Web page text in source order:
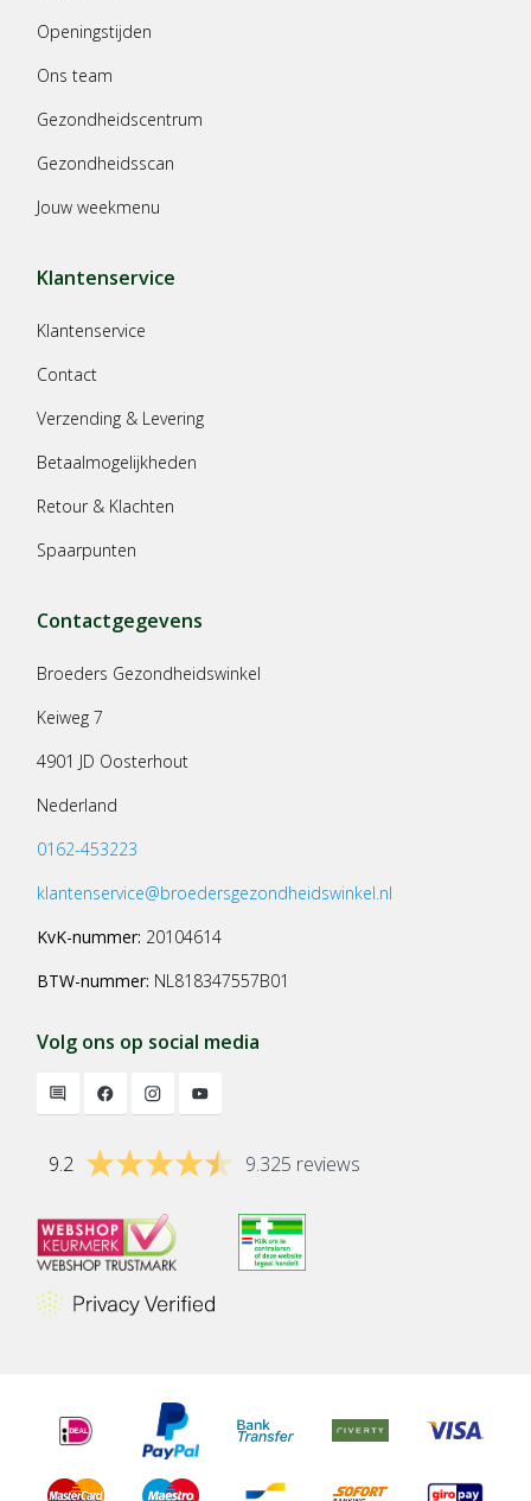
Openingstijden
Ons team
Gezondheidscentrum
Gezondheidsscan
Jouw weekmenu
Klantenservice
Klantenservice
Contact
Verzending & Levering
Betaalmogelijkheden
Retour & Klachten
Spaarpunten
Contactgegevens
Broeders Gezondheidswinkel
Keiweg 7
4901 JD Oosterhout
Nederland
0162-453223
klantenservice@broedersgezondheidswinkel.nl
KvK-nummer: 20104614
BTW-nummer: NL818347557B01
Volg ons op social media
9.2 9.325 reviews